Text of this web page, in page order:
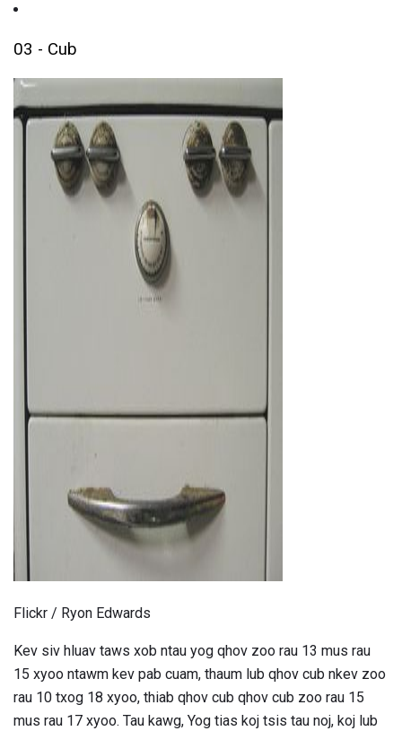
03 - Cub
Flickr / Ryon Edwards
Kev siv hluav taws xob ntau yog qhov zoo rau 13 mus rau
15 xyoo ntawm kev pab cuam, thaum lub qhov cub nkev zoo
rau 10 txog 18 xyoo, thiab qhov cub qhov cub zoo rau 15
mus rau 17 xyoo. Tau kawg, Yog tias koj tsis tau noj, koj lub